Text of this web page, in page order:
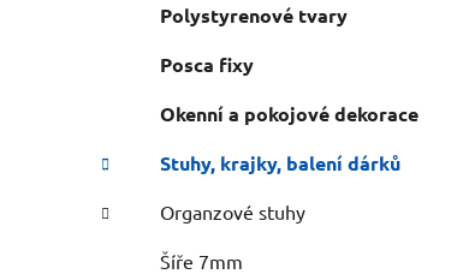
Polystyrenové tvary
Posca fixy
Okenní a pokojové dekorace
Stuhy, krajky, balení dárků
Organzové stuhy
Šíře 7mm